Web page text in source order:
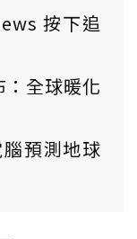
按下追
：全球暖化
預測地球